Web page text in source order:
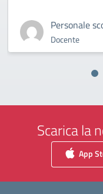
Personale
Docente
Scarica la
App